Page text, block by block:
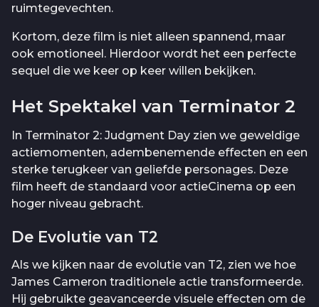
ruimtegevechten.
Kortom, deze film is niet alleen spannend, maar
ook emotioneel. Hierdoor wordt het een perfecte
sequel die we keer op keer willen bekijken.
Het Spektakel van Terminator 2
In Terminator 2: Judgment Day zien we geweldige
actiemomenten, adembenemende effecten en een
sterke terugkeer van geliefde personages. Deze
film heeft de standaard voor actieCinema op een
hoger niveau gebracht.
De Evolutie van T2
Als we kijken naar de evolutie van T2, zien we hoe
James Cameron traditionele actie transformeerde.
Hij gebruikte geavanceerde visuele effecten om de